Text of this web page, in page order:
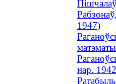
1947)
нар.